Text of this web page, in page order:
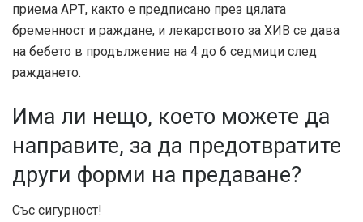
приема АРТ, както е предписано през цялата
бременност и раждане, и лекарството за ХИВ се дава
на бебето в продължение на 4 до 6 седмици след
раждането.
Има ли нещо, което можете да
направите, за да предотвратите
други форми на предаване?
Със сигурност!